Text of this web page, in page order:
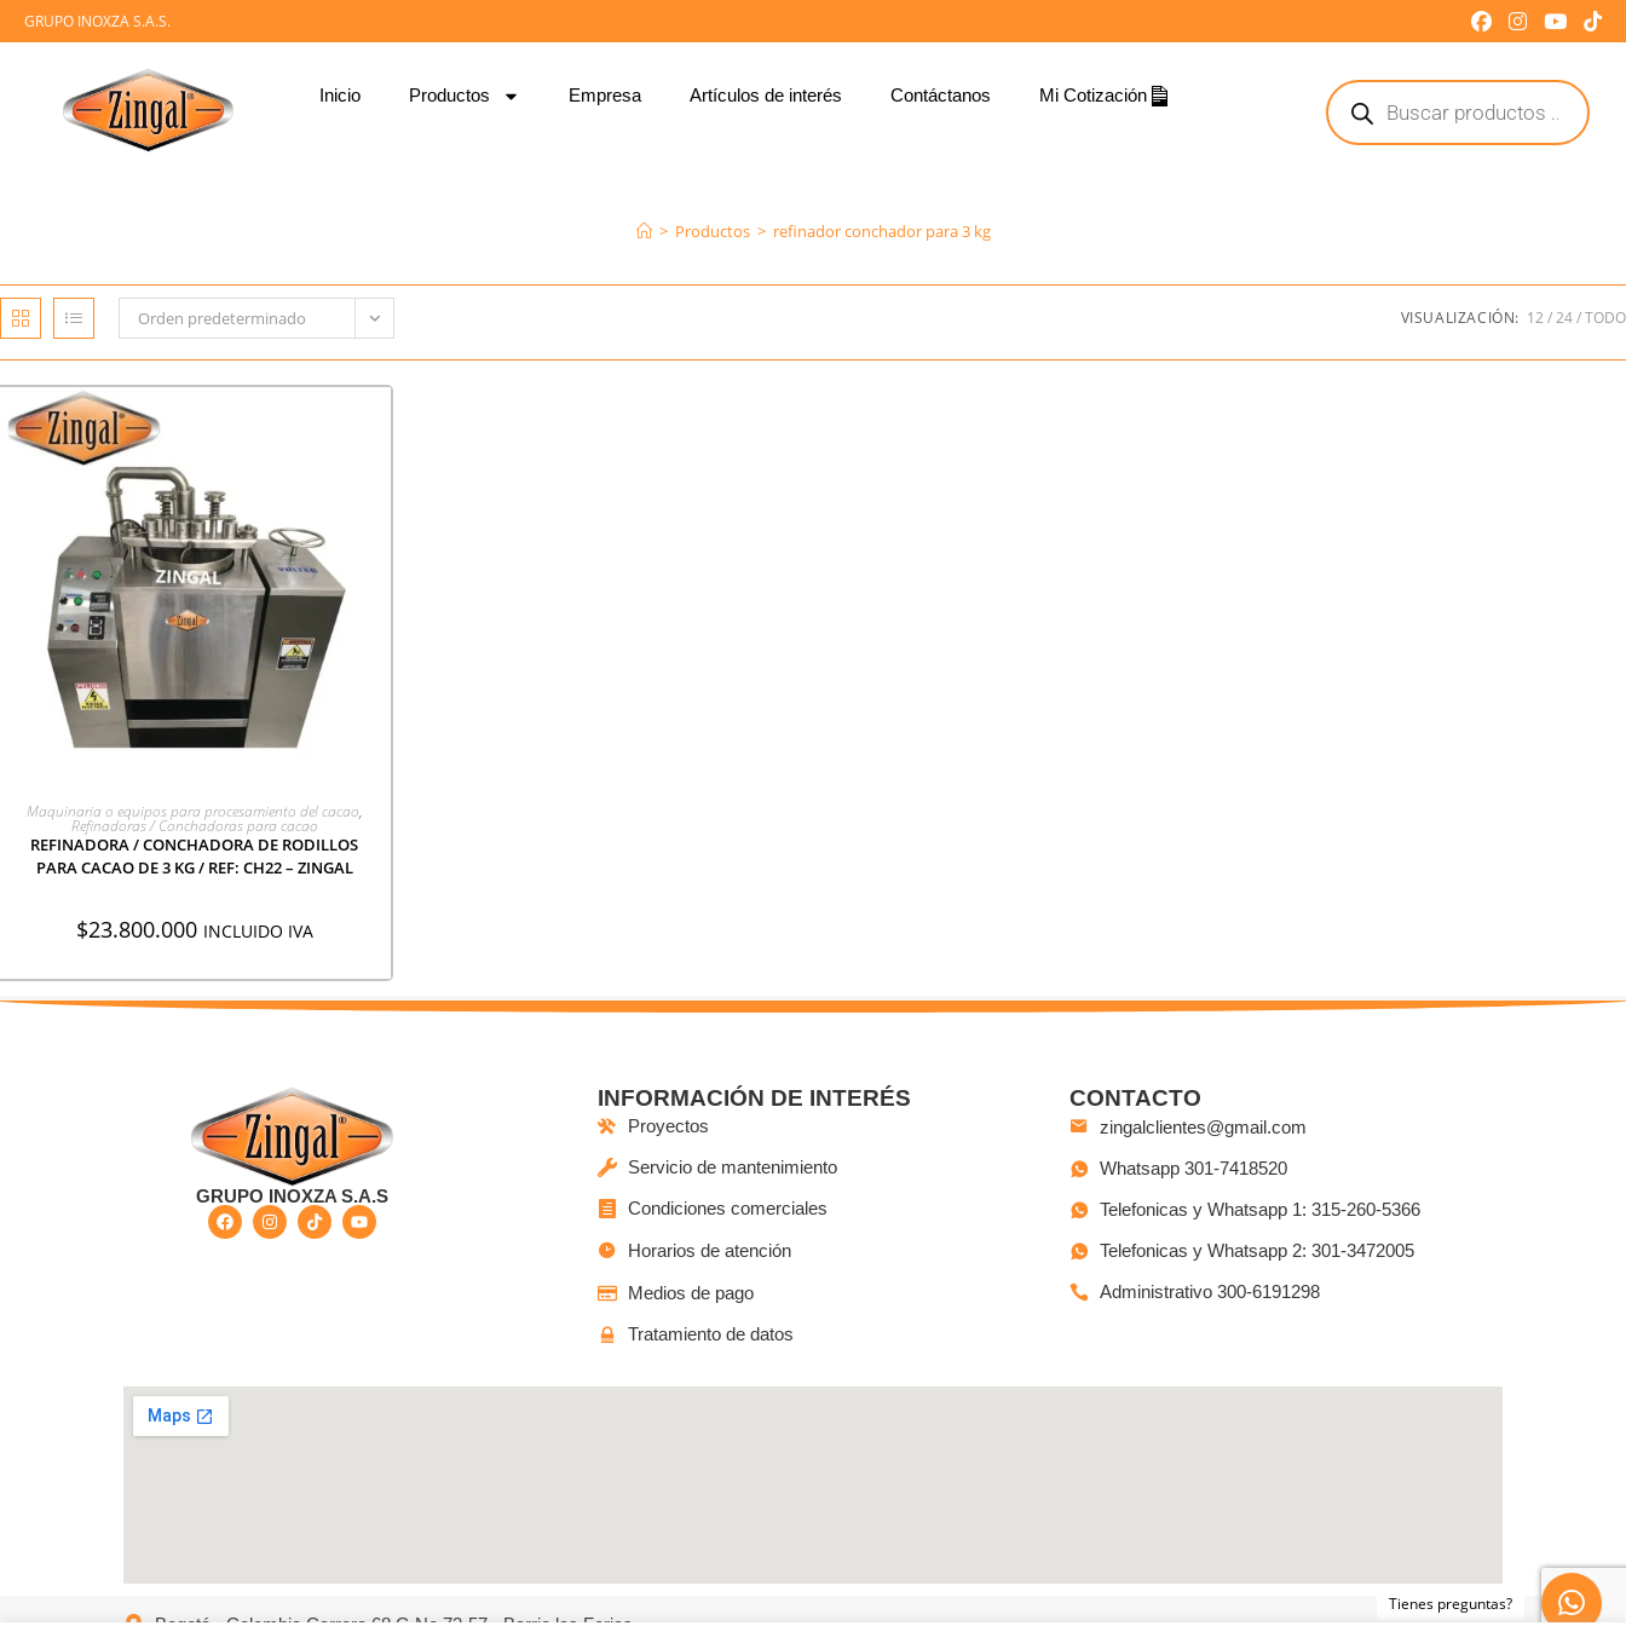
GRUPO INOXZA S.A.S.
Inicio Productos Empresa Artículos de interés Contáctanos Mi Cotización
> Productos > refinador conchador para 3 kg
Orden predeterminado VISUALIZACIÓN: 12 24 TODO
AGREGAR A COTIZACIÓN
Maquinaria o equipos para procesamiento del cacao,
Refinadoras / Conchadoras para cacao
REFINADORA / CONCHADORA DE RODILLOS
PARA CACAO DE 3 KG / REF: CH22 – ZINGAL
$23.800.000 INCLUIDO IVA
GRUPO INOXZA S.A.S
INFORMACIÓN DE INTERÉS
Proyectos
Servicio de mantenimiento
Condiciones comerciales
Horarios de atención
Medios de pago
Tratamiento de datos
CONTACTO
zingalclientes@gmail.com
Whatsapp 301-7418520
Telefonicas y Whatsapp 1: 315-260-5366
Telefonicas y Whatsapp 2: 301-3472005
Administrativo 300-6191298
Tienes preguntas?